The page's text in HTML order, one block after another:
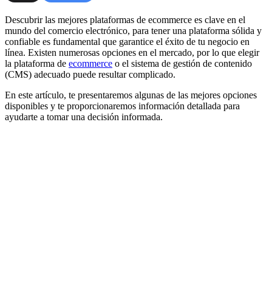
Descubrir las mejores plataformas de ecommerce es clave en el
mundo del comercio electrónico, para tener una plataforma sólida y
confiable es fundamental que garantice el éxito de tu negocio en
línea. Existen numerosas opciones en el mercado, por lo que elegir
la plataforma de ecommerce o el sistema de gestión de contenido
(CMS) adecuado puede resultar complicado.
En este artículo, te presentaremos algunas de las mejores opciones
disponibles y te proporcionaremos información detallada para
ayudarte a tomar una decisión informada.